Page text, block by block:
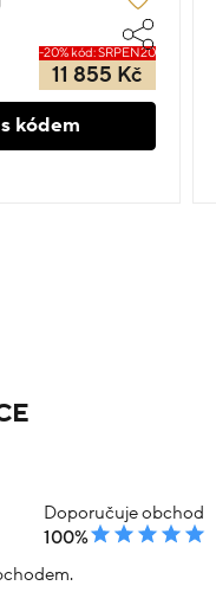
-20% kód: SRPEN20
11 855 Kč
kódem
Doporučuje obchod
100%